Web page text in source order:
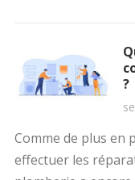
?
Comme de plus en
effectuer les